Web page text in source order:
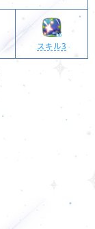
スキル3